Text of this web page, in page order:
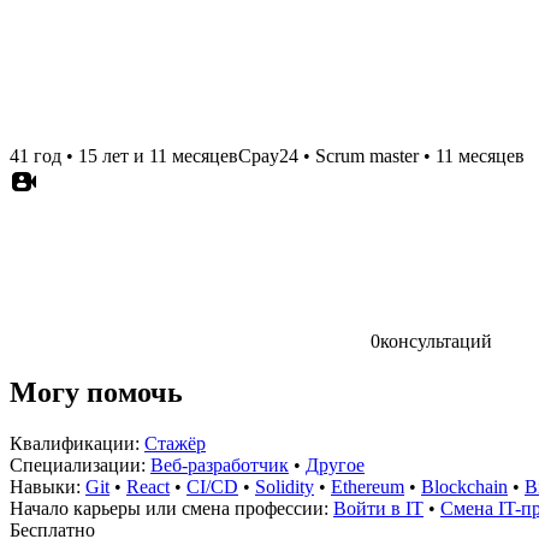
41 год • 15 лет и 11 месяцевCpay24 • Scrum master• 11 месяцев
0консультаций
Могу помочь
Квалификации: Стажёр
Специализации: Веб-разработчик • Другое
Навыки: Git • React • CI/CD • Solidity • Ethereum • Blockchain •
Начало карьеры или смена профессии: Войти в IT • Смена IT-
Бесплатно